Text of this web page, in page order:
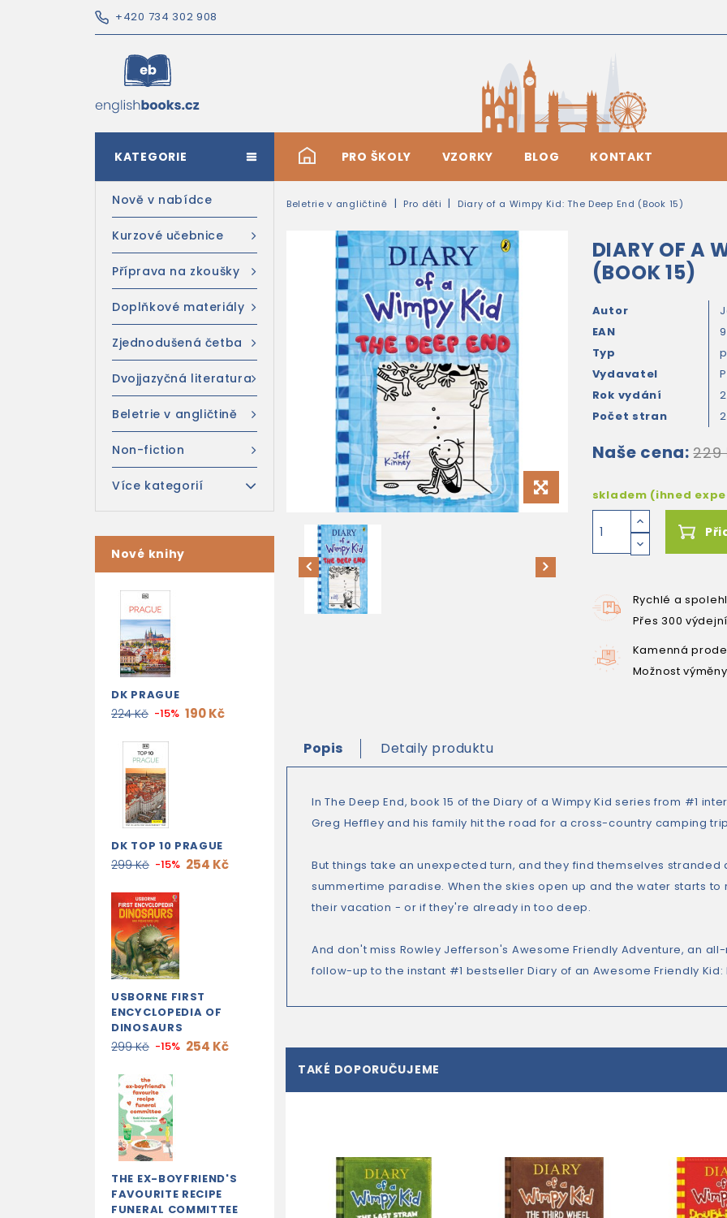
+420 734 302 908
# PRO ŠKOLY VZORKY BLOG KONTAKT
KATEGORIE
Nově v nabídce
Kurzové učebnice
Příprava na zkoušky
Doplňkové materiály
Zjednodušená četba
Dvojjazyčná literatura
Beletrie v angličtině
Non-fiction
Více kategorií
Nové knihy
DK PRAGUE
224 Kč -15% 190 Kč
DK TOP 10 PRAGUE
299 Kč -15% 254 Kč
USBORNE FIRST
ENCYCLOPEDIA OF
DINOSAURS
299 Kč -15% 254 Kč
THE EX-BOYFRIEND'S
FAVOURITE RECIPE
FUNERAL COMMITTEE
Beletrie v angličtině Pro děti Diary of a Wimpy Kid: The Deep End (Book 15)
DIARY OF A
(BOOK 15)
Autor
EAN
Typ
Vydavatel
Rok vydání
Počet stran
Naše cena: 229
skladem (ihned
Rychlé a
Přes 300
Kamenná
Možnost
Popis Detaily produktu
In The Deep End, book 15 of the Diary of a Wimpy Kid series from #1
Greg Heffley and his family hit the road for a cross-country camping
But things take an unexpected turn, and they find themselves stranded
summertime paradise. When the skies open up and the water starts to
their vacation - or if they're already in too deep.
And don't miss Rowley Jefferson's Awesome Friendly Adventure, an
follow-up to the instant #1 bestseller Diary of an Awesome Friendly
TAKÉ DOPORUČUJEME